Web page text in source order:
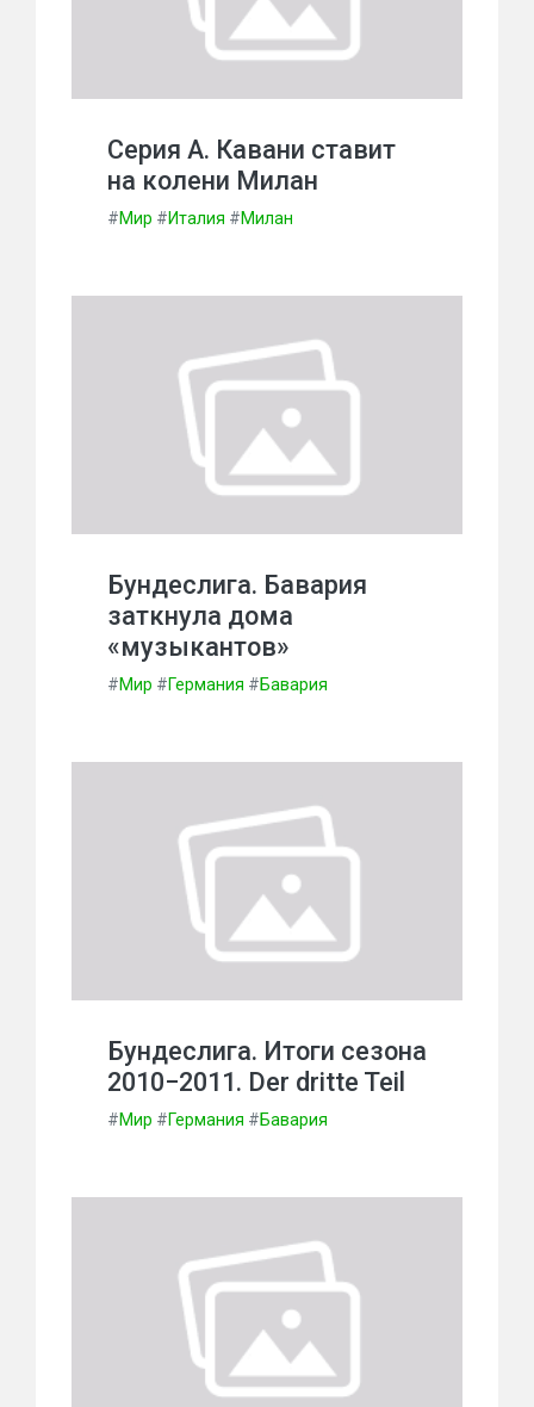
Серия А. Кавани ставит
на колени Милан
#Мир #Италия #Милан
Бундеслига. Бавария
заткнула дома
«музыкантов»
#Мир #Германия #Бавария
Бундеслига. Итоги сезона
2010−2011. Der dritte Teil
#Мир #Германия #Бавария